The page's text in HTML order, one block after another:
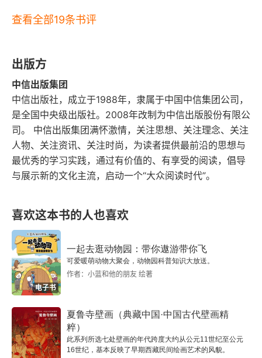
查看全部19条书评
出版方
中信出版集团
中信出版社，成立于1988年，隶属于中国中信集团公司，
是全国中央级出版社。2008年改制为中信出版股份有限公
司。 中信出版集团满怀激情，关注思想、关注理念、关注
人物、关注资讯、关注时尚，为读者提供最前沿的思想与
最优秀的学习实践，通过有价值的、有享受的阅读，倡导
与展示新的文化主流，启动一个“大众阅读时代”。
喜欢这本书的人也喜欢
电子书
一起去逛动物园：带你遨游带你飞
可爱暖萌动物大聚会，动物园科普知识大放送。
作者：小蓝和他的朋友 绘著
夏鲁寺壁画（典藏中国·中国古代壁画精
粹）
此系列所选七处壁画的年代跨度大约从公元11世纪至公元
16世纪，基本反映了早期西藏民间绘画艺术的风貌。